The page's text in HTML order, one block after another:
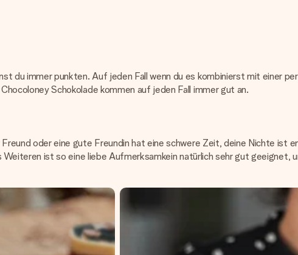
du immer punkten. Auf jeden Fall wenn du es kombinierst mit einer
Schokolade kommen auf jeden Fall immer gut an.
oder eine gute Freundin hat eine schwere Zeit, deine Nichte ist
ist so eine liebe Aufmerksamkein natürlich sehr gut